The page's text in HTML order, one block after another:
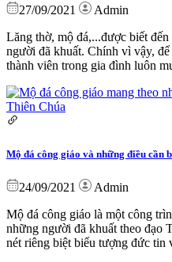
27/09/2021
Admin
Lăng thờ, mộ đá,...được biết
người đã khuất. Chính vì vậy,
thành viên trong gia đình luôn
Mộ đá công giáo và những điều cần
24/09/2021
Admin
Mộ đá công giáo là một công
những người đã khuất theo đạo
nét riêng biệt biểu tượng đức tin